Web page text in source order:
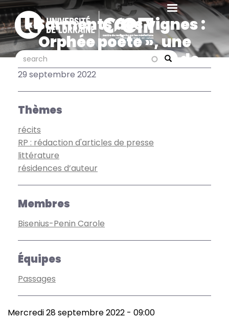
Aller
au
contenu
principal
Search
search search
« Sarments des vignes :
Orphée poète », une
nouvelle résidence de
Récit'Chazelles
29 septembre 2022
Thèmes
récits
RP : rédaction d'articles de presse
littérature
résidences d’auteur
Membres
Bisenius-Penin Carole
Équipes
Passages
Mercredi 28 septembre 2022 - 09:00